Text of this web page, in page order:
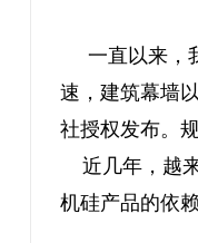
一直以来，
速，建筑幕墙
社授权发布。
近几年，越
机硅产品的依